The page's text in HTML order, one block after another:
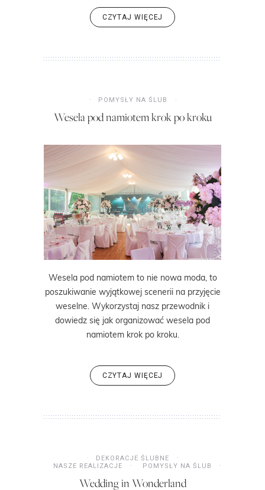
CZYTAJ WIĘCEJ
POMYSŁY NA ŚLUB
Wesela pod namiotem krok po kroku
Wesela pod namiotem to nie nowa moda, to
poszukiwanie wyjątkowej scenerii na przyjęcie
weselne. Wykorzystaj nasz przewodnik i
dowiedz się jak organizować wesela pod
namiotem krok po kroku.
CZYTAJ WIĘCEJ
DEKORACJE ŚLUBNE
NASZE REALIZACJE
POMYSŁY NA ŚLUB
Wedding in Wonderland